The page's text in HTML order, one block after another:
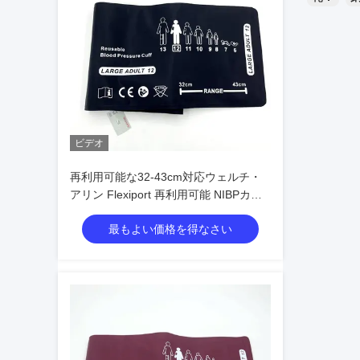
ビデオ
再利用可能な32-43cm対応ウェルチ・
アリン Flexiport 再利用可能 NIBPカフ
12 ラージアダルト
最もよい価格を得なさい